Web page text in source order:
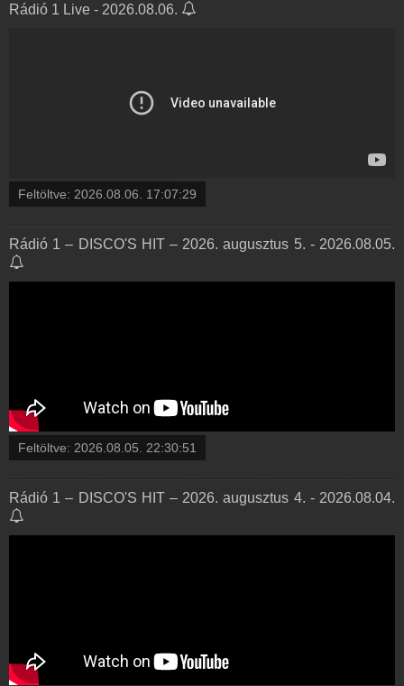
Rádió 1 Live - 2026.08.06.
Feltöltve: 2026.08.06. 17:07:29
Rádió 1 – DISCO'S HIT – 2026. augusztus 5. - 2026.08.05.
Feltöltve: 2026.08.05. 22:30:51
Rádió 1 – DISCO'S HIT – 2026. augusztus 4. - 2026.08.04.